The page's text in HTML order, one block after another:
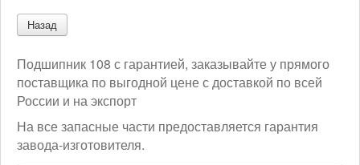
Подшипник 108 с гарантией, заказывайте у прямого
поставщика по выгодной цене с доставкой по всей
России и на экспорт
На все запасные части предоставляется гарантия
завода-изготовителя.